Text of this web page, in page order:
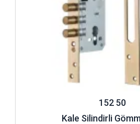
edenler de isteklerine uygun gömme
ömürlülük garantisiyle ulaşabilir.
Kilitlerin ayna bölümlerinin kaplaması
gömme kilitler kullanıcılarına farklı
Örneğin Kale Kilit ürün yelpazesinde
gömme kilit 152 rmodelinin aynası
nikel kaplama seçenekleri bulunur. Bu
konusunda çeşitli kişisel zevkler için
152 50
Kale Silindirli